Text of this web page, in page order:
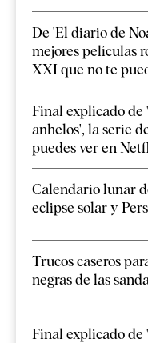
De 'El diario de
mejores películas
XXI que no te
Final explicado de
anhelos', la serie
puedes ver en
Calendario lunar
eclipse solar y
Trucos caseros
negras de las
Final explicado de